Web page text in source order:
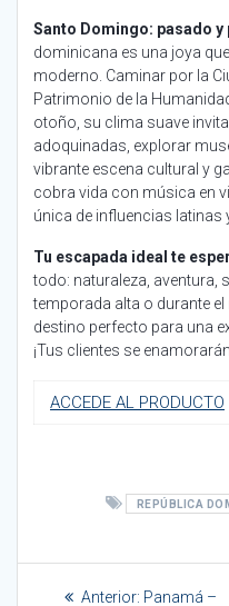
Santo Domingo: pasado y
dominicana es una joya
moderno. Caminar por la
Patrimonio de la
otoño, su clima suave
adoquinadas, explorar
vibrante escena cultural y
cobra vida con música en
única de influencias latinas
Tu escapada ideal te
todo: naturaleza, aventura,
temporada alta o durante
destino perfecto para una
¡Tus clientes se
ACCEDE AL PRODUCTO
REPÚBLICA
Anterior: Entrada
Panamá –